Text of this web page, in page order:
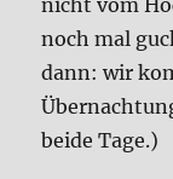
nicht vom
noch mal
dann: wir
bei­de Tage.)